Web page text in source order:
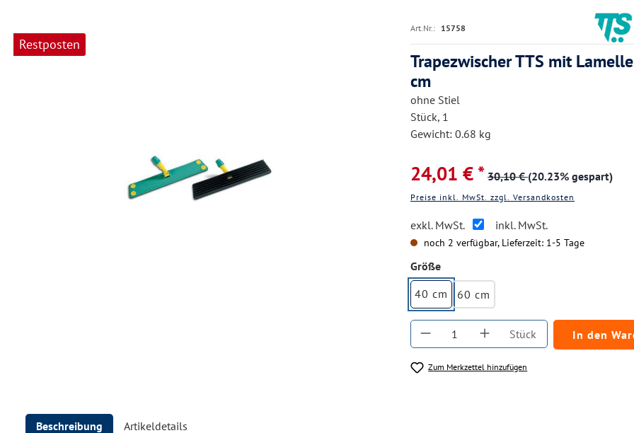
Restposten
Bildergalerie überspringen Art.Nr.: 15758
Trapezwischer TTS mit
cm
ohne Stiel
Stück, 1
Gewicht: 0.68 kg
24,01 € * 30,10 €(20.23% gespart)
Preise inkl. MwSt. zzgl. Versandkosten
exkl. MwSt. inkl. MwSt.
noch 2 verfügbar, Lieferzeit: 1-5 Tage
Größeauswählen
40 cm
60 cm
Produkt Anzahl: Gib den
Stück In den
Zum Merkzettel hinzufügen
Beschreibung Artikeldetails